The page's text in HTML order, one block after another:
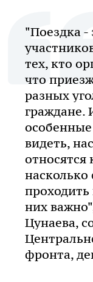
"Поездка -
тех, кто
что
разных
граждане.
видеть,
относятся
насколько
проходить
них
Цунаева,
фронта,